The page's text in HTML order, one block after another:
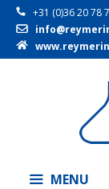
+31 (0)36 20 78
MENU